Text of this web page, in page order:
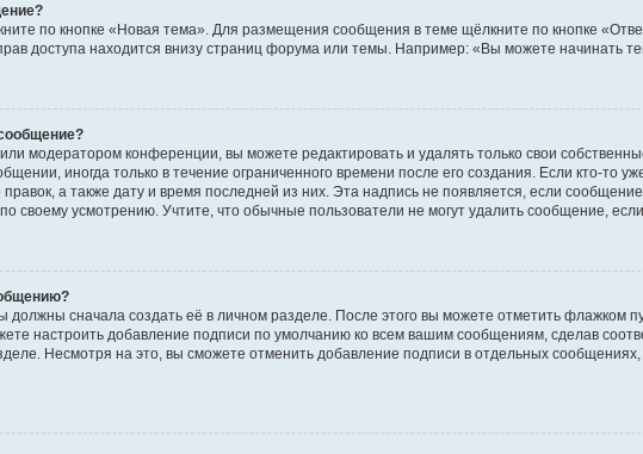
по кнопке «Новая тема». Для размещения сообщения в теме щёлкните по кнопке
доступа находится внизу страниц форума или темы. Например: «Вы можете начинать
модератором конференции, вы можете редактировать и удалять только свои
иногда только в течение ограниченного времени после его создания. Если кто-то
правок, а также дату и время последней из них. Эта надпись не появляется, если
своему усмотрению. Учтите, что обычные пользователи не могут удалить сообщение, если
сначала создать её в личном разделе. После этого вы можете отметить флажком
настроить добавление подписи по умолчанию ко всем вашим сообщениям, сделав
Несмотря на это, вы сможете отменить добавление подписи в отдельных